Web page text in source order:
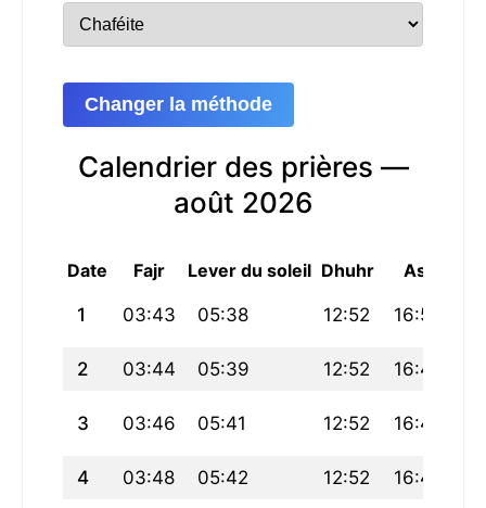
Changer la méthode
Calendrier des prières —
août 2026
Date Fajr Lever du soleil Dhuhr Asr
1 03:43 05:38 12:52 16:50
2 03:44 05:39 12:52 16:49
3 03:46 05:41 12:52 16:49
4 03:48 05:42 12:52 16:48